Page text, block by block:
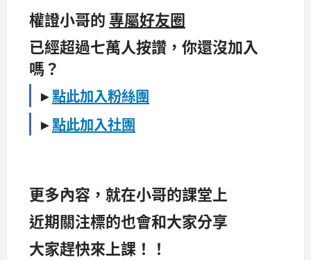
權證小哥的 專屬好友圈
已經超過七萬人按讚，你還沒加入
嗎？
►點此加入粉絲團
►點此加入社團
更多內容，就在小哥的課堂上
近期關注標的也會和大家分享
大家趕快來上課！！